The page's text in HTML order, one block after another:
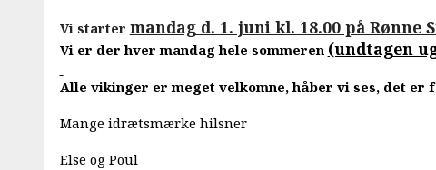
Vi starter mandag d. 1. juni kl. 18.00 på Rønne
Vi er der hver mandag hele sommeren (undtagen
Alle vikinger er meget velkomne, håber vi ses, det er
Mange idrætsmærke hilsner
Else og Poul